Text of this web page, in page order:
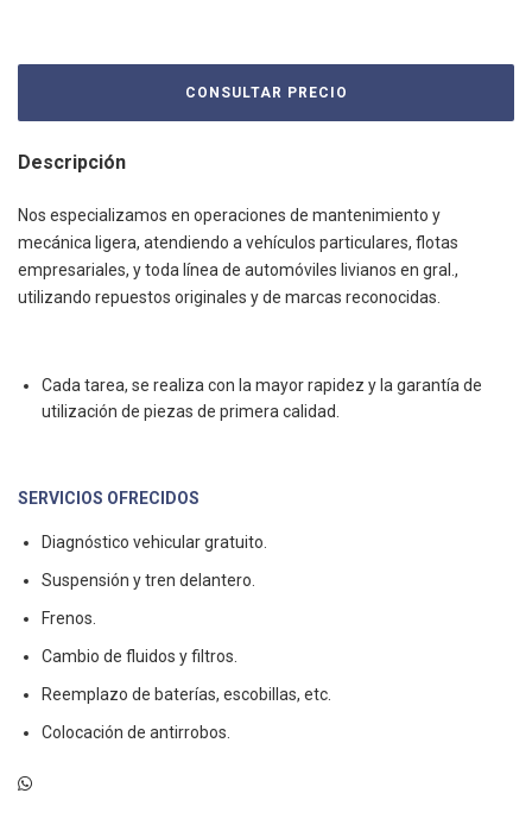
Descripción
Nos especializamos en operaciones de mantenimiento y
mecánica ligera, atendiendo a vehículos particulares, flotas
empresariales, y toda línea de automóviles livianos en gral.,
utilizando repuestos originales y de marcas reconocidas.
Cada tarea, se realiza con la mayor rapidez y la garantía de
utilización de piezas de primera calidad.
SERVICIOS OFRECIDOS
Diagnóstico vehicular gratuito.
Suspensión y tren delantero.
Frenos.
Cambio de fluidos y filtros.
Reemplazo de baterías, escobillas, etc.
Colocación de antirrobos.